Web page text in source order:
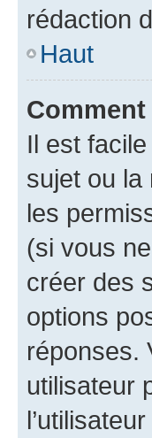
rédaction
Haut
Il est
sujet ou la
les
(si vous
créer des
options
réponses.
utilisateur